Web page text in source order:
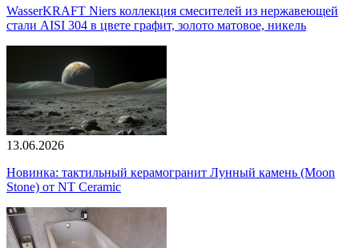
WasserKRAFT Niers коллекция смесителей из нержавеющей
стали AISI 304 в цвете графит, золото матовое, никель
13.06.2026
Новинка: тактильный керамогранит Лунный камень (Moon
Stone) от NT Ceramic